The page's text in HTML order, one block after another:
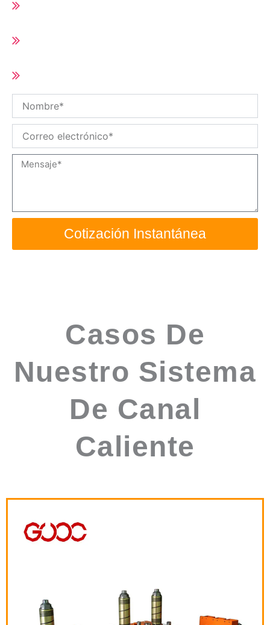
electrónico
Mensaje
Cotización Instantánea
Casos De
Nuestro Sistema
De Canal
Caliente